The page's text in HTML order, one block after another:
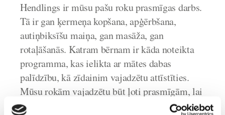
Hendlings ir mūsu pašu roku prasmīgas darbs.
Tā ir gan ķermeņa kopšana, apģērbšana,
autiņbiksīšu maiņa, gan masāža, gan
rotaļāšanās. Katram bērnam ir kāda noteikta
programma, kas ielikta ar mātes dabas
palīdzību, kā zīdainim vajadzētu attīstīties.
Mūsu rokām vajadzētu būt ļoti prasmīgām, lai
ikdienā mēs nenodarītu bērnam pāri, tāpēc